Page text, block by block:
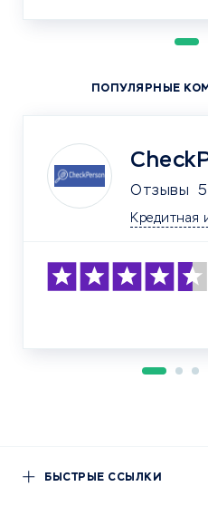
ПОПУЛЯРНЫЕ
Отзывы 5
Кредитная
БЫСТРЫЕ ССЫЛКИ